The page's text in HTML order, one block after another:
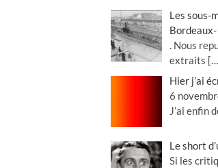
Les sous-
. Nous
extraits
Hier j’ai
6
J’ai enfin
Le short
Si les